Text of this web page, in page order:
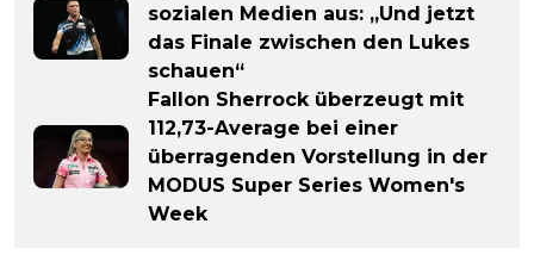
sozialen Medien aus: „Und jetzt
das Finale zwischen den Lukes
schauen“
Fallon Sherrock überzeugt mit
112,73-Average bei einer
überragenden Vorstellung in der
MODUS Super Series Women's
Week